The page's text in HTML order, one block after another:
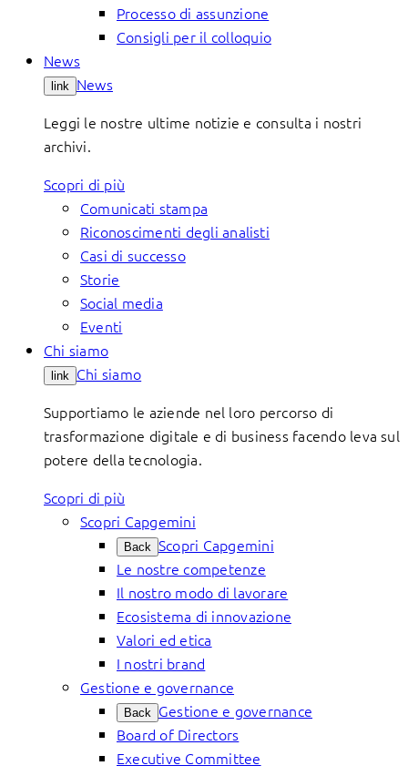
Processo di assunzione
Consigli per il colloquio
News
link News
Leggi le nostre ultime notizie e consulta i nostri
archivi.
Scopri di più
Comunicati stampa
Riconoscimenti degli analisti
Casi di successo
Storie
Social media
Eventi
Chi siamo
link Chi siamo
Supportiamo le aziende nel loro percorso di
trasformazione digitale e di business facendo leva sul
potere della tecnologia.
Scopri di più
Scopri Capgemini
Back Scopri Capgemini
Le nostre competenze
Il nostro modo di lavorare
Ecosistema di innovazione
Valori ed etica
I nostri brand
Gestione e governance
Back Gestione e governance
Board of Directors
Executive Committee